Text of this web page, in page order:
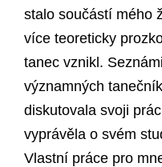
stalo součástí mého
více teoreticky
tanec vznikl.
významných
diskutovala svoji
vyprávěla o svém
Vlastní práce pro